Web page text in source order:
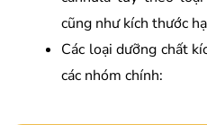
cũng như kích thước
Các loại dưỡng chất
các nhóm chính: